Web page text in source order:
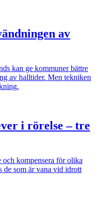
av
kan ge kommuner bättre
av halltider. Men tekniken
i rörelse – tre
och kompensera för olika
de som är vana vid idrott